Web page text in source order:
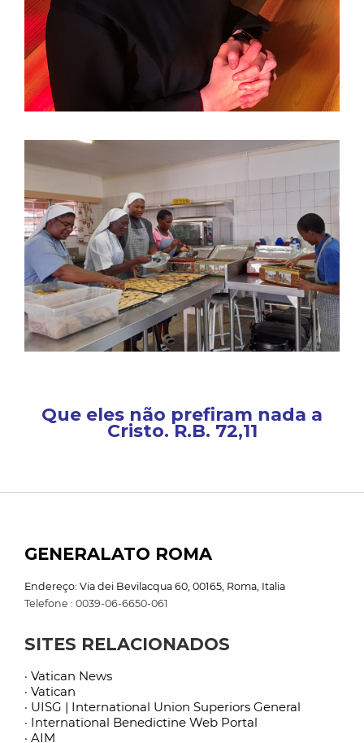
Que eles não prefiram nada a
Cristo. R.B. 72,11
GENERALATO ROMA
Endereço: Via dei Bevilacqua 60, 00165, Roma, Italia
Telefone : 0039-06-6650-061
SITES RELACIONADOS
· Vatican News
· Vatican
· UISG | International Union Superiors General
· International Benedictine Web Portal
· AIM